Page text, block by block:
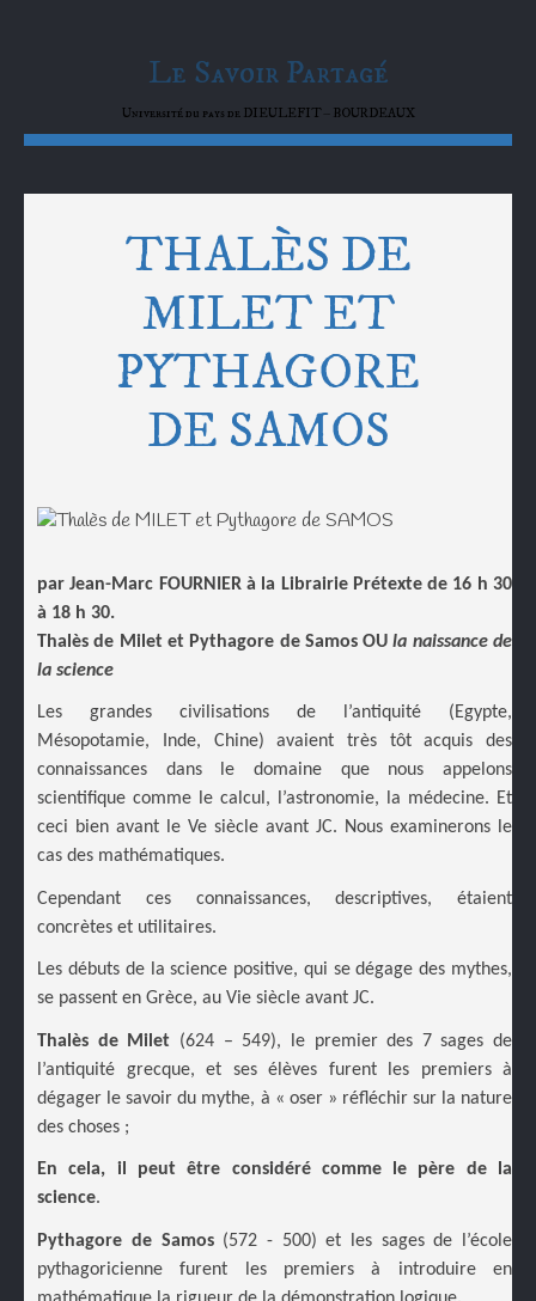
Le Savoir Partagé
Université du pays de DIEULEFIT – BOURDEAUX
THALÈS DE
MILET ET
PYTHAGORE
DE SAMOS
par Jean-Marc FOURNIER à la Librairie Prétexte de 16 h 30
à 18 h 30.
Thalès de Milet et Pythagore de Samos OU la naissance de
la science
Les grandes civilisations de l’antiquité (Egypte,
Mésopotamie, Inde, Chine) avaient très tôt acquis des
connaissances dans le domaine que nous appelons
scientifique comme le calcul, l’astronomie, la médecine. Et
ceci bien avant le Ve siècle avant JC. Nous examinerons le
cas des mathématiques.
Cependant ces connaissances, descriptives, étaient
concrètes et utilitaires.
Les débuts de la science positive, qui se dégage des mythes,
se passent en Grèce, au Vie siècle avant JC.
Thalès de Milet (624 – 549), le premier des 7 sages de
l’antiquité grecque, et ses élèves furent les premiers à
dégager le savoir du mythe, à « oser » réfléchir sur la nature
des choses ;
En cela, il peut être considéré comme le père de la
science.
Pythagore de Samos(572 - 500) et les sages de l’école
pythagoricienne furent les premiers à introduire en